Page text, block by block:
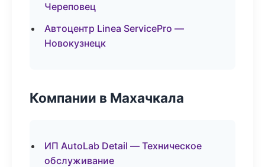
Череповец
Автоцентр Linea ServicePro —
Новокузнецк
Компании в Махачкала
ИП AutoLab Detail — Техническое
обслуживание